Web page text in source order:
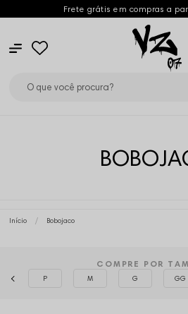
Frete grátis em compras a
Início Bobojaco
COMPRE POR
P M G GG